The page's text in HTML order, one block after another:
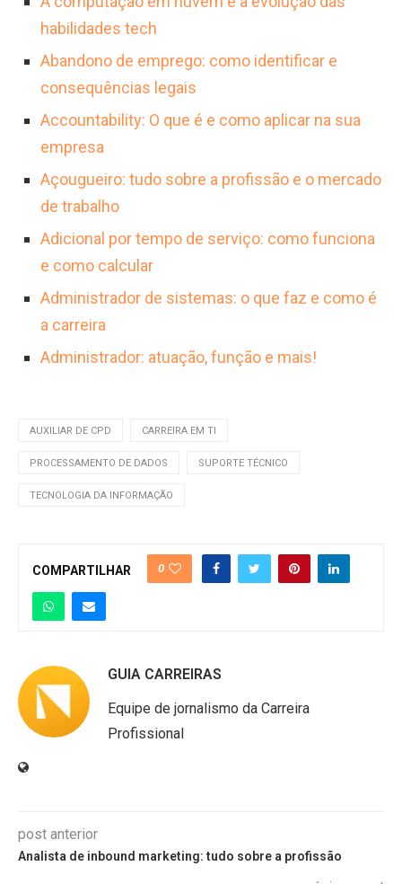
profissional atua em empresas de tecnologia,
supermercados, indústrias e outras
organizações que possuem um CPD próprio,
prestando suporte em TI ou operações
administrativas.
recomendado buscar cursos básicos de TI,
capacitações em sistemas ou adquirir
experiência em funções de suporte técnico. A
habilidades tech
Abandono de emprego: como identificar e
consequências legais
Accountability: O que é e como aplicar na sua
empresa
Açougueiro: tudo sobre a profissão e o mercado
de trabalho
Adicional por tempo de serviço: como funciona
e como calcular
Administrador de sistemas: o que faz e como é
a carreira
Administrador: atuação, função e mais!
AUXILIAR DE CPD CARREIRA EM TI
PROCESSAMENTO DE DADOS SUPORTE TÉCNICO
TECNOLOGIA DA INFORMAÇÃO
COMPARTILHAR 0
GUIA CARREIRAS
Equipe de jornalismo da Carreira
Profissional
post anterior
Analista de inbound marketing: tudo sobre a profissão